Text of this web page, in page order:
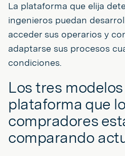
La plataforma que elija
ingenieros puedan
acceder sus operarios y
adaptarse sus procesos
condiciones.
Los tres
plataforma que
compradores
comparando